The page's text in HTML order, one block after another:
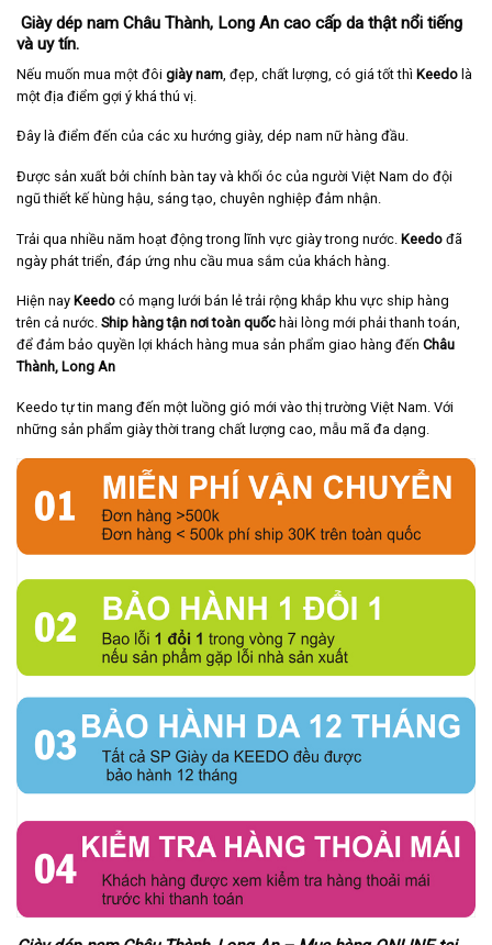
Giày dép nam Châu Thành, Long An cao cấp da thật nổi tiếng
và uy tín.
Nếu muốn mua một đôi giày nam , đẹp, chất lượng, có giá tốt thì Keedo là
một địa điểm gợi ý khá thú vị.
Đây là điểm đến của các xu hướng giày, dép nam nữ hàng đầu.
Được sản xuất bởi chính bàn tay và khối óc của người Việt Nam do đội
ngũ thiết kế hùng hậu, sáng tạo, chuyên nghiệp đảm nhận.
Trải qua nhiều năm hoạt động trong lĩnh vực giày trong nước. Keedo đã
ngày phát triển, đáp ứng nhu cầu mua sắm của khách hàng.
Hiện nay Keedo có mạng lưới bán lẻ trải rộng khắp khu vực ship hàng
trên cả nước. Ship hàng tận nơi toàn quốc hài lòng mới phải thanh toán,
để đảm bảo quyền lợi khách hàng mua sản phẩm giao hàng đến Châu
Thành, Long An
Keedo tự tin mang đến một luồng gió mới vào thị trường Việt Nam. Với
những sản phẩm giày thời trang chất lượng cao, mẫu mã đa dạng.